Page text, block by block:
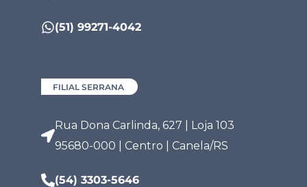
(51) 99271-4042
FILIAL SERRANA
Rua Dona Carlinda, 627 | Loja 103
95680-000 | Centro | Canela/RS
(54) 3303-5646